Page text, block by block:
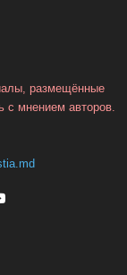
размещённые
с мнением авторов.